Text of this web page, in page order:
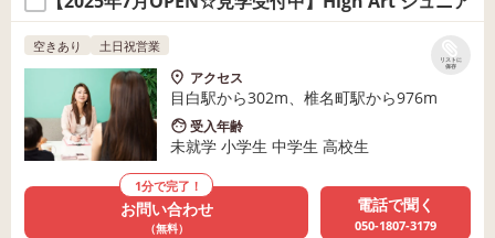
リストに
保存
空きあり 土日祝営業
アクセス
目白駅から302m、椎名町駅から976m
受入年齢
未就学 小学生 中学生 高校生
1分で完了！
お問い合わせ
（無料）
電話で聞く
050-1807-3179